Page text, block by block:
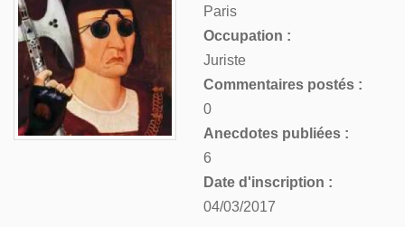
Paris
Occupation :
Juriste
Commentaires postés :
0
Anecdotes publiées :
6
Date d'inscription :
04/03/2017